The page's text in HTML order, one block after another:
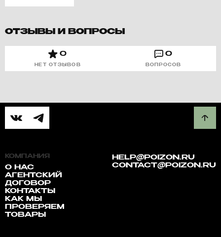
ОТЗЫВЫ И ВОПРОСЫ
0
НЕТ ОТЗЫВОВ
0
ВОПРОСОВ
КОМПАНИЯ
О НАС
АГЕНТСКИЙ
ДОГОВОР
КОНТАКТЫ
КАК МЫ
ПРОВЕРЯЕМ
ТОВАРЫ
HELP@POIZON.RU
CONTACT@POIZON.RU